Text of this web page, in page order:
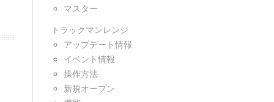
マスター
トラックマンレンジ
アップデート情報
イベント情報
操作方法
新規オープン